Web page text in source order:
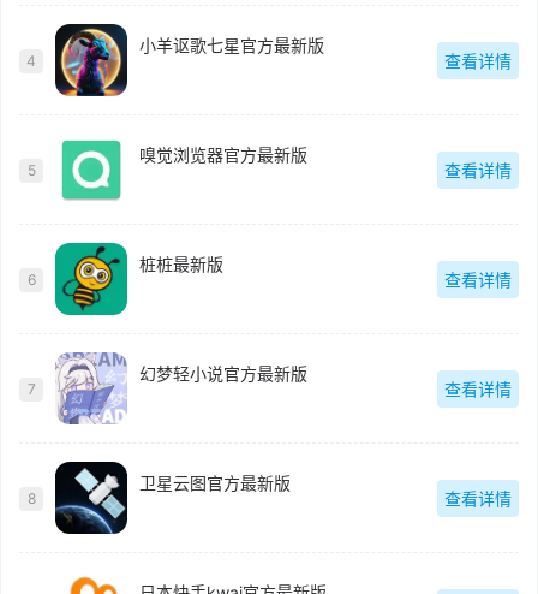
4
小羊讴歌七星官方最新版
查看详情
5
嗅觉浏览器官方最新版
查看详情
6
桩桩最新版
查看详情
7
幻梦轻小说官方最新版
查看详情
8
卫星云图官方最新版
查看详情